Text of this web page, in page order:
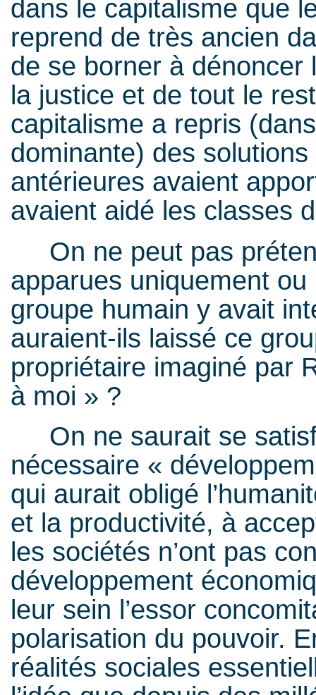
dans le capitalisme que
reprend de très ancien
de se borner à
la justice et de tout le
capitalisme a repris
dominante) des
antérieures avaient
avaient aidé les classes
On ne peut pas
apparues uniquement ou
groupe humain y avait
auraient-ils laissé ce
propriétaire imaginé par
à moi » ?
On ne saurait se
nécessaire «
qui aurait obligé
et la productivité, à
les sociétés n’ont pas
développement
leur sein l’essor
polarisation du pouvoir.
réalités sociales